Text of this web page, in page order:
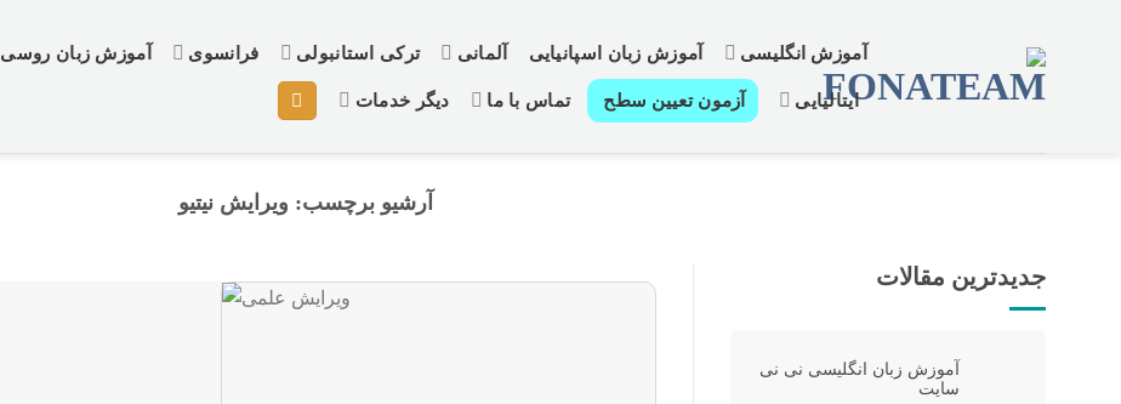
آموزش انگلیسی آموزش زبان اسپانیایی آلمانی ترکی استانبولی فرانسوی آموزش زبان روسی
ایتالیایی آزمون تعیین سطح تماس با ما دیگر خدمات
آرشیو برچسب: ویرایش نیتیو
جدیدترین مقالات
آموزش زبان انگلیسی نی نی
سایت